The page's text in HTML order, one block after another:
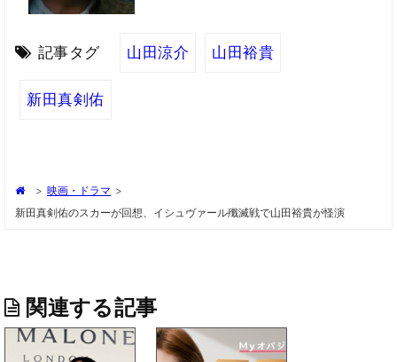
記事タグ 山田涼介 山田裕貴
新田真剣佑
> 映画・ドラマ >
新田真剣佑のスカーが回想、イシュヴァール殲滅戦で山田裕貴が怪演
関連する記事